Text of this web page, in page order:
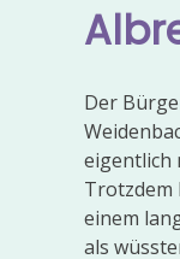
Der
eigentlich
Trotzdem
einem
als